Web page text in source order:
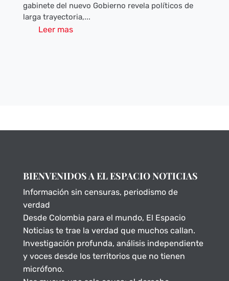
gabinete del nuevo Gobierno revela políticos de
larga trayectoria,...
Leer mas
BIENVENIDOS A EL ESPACIO NOTICIAS
Información sin censuras, periodismo de
verdad
Desde Colombia para el mundo, El Espacio
Noticias te trae la verdad que muchos callan.
Investigación profunda, análisis independiente
y voces desde los territorios que no tienen
micrófono.